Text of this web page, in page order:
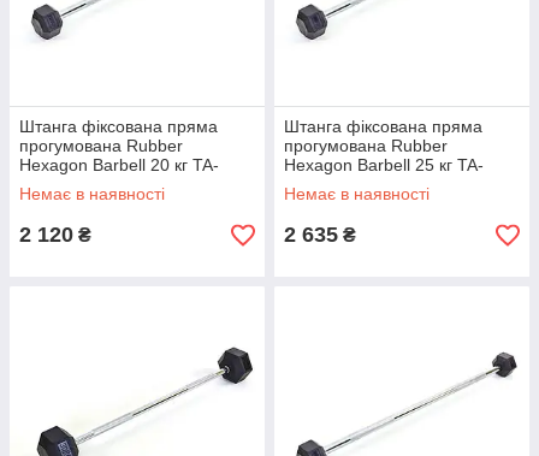
Штанга фіксована пряма
прогумована Rubber
Hexagon Barbell 20 кг TA-
6230-20 (гриф l-95 см)
Немає в наявності
2 120 ₴
Штанга фіксована пряма
прогумована Rubber
Hexagon Barbell 25 кг TA-
6230-25 (гриф l-95 см)
Немає в наявності
2 635 ₴